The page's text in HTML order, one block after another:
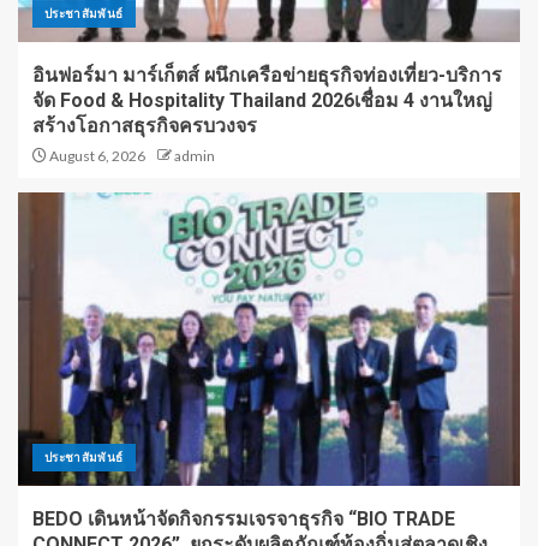
ประชาสัมพันธ์
อินฟอร์มา มาร์เก็ตส์ ผนึกเครือข่ายธุรกิจท่องเที่ยว-บริการ
จัด Food & Hospitality Thailand 2026เชื่อม 4 งานใหญ่
สร้างโอกาสธุรกิจครบวงจร
August 6, 2026 admin
ประชาสัมพันธ์
BEDO เดินหน้าจัดกิจกรรมเจรจาธุรกิจ “BIO TRADE